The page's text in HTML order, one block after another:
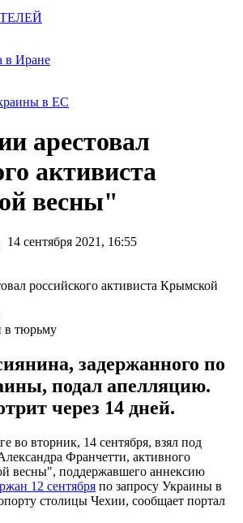
в Иране
в ЕС
арестовал
активиста
весны"
14 сентября 2021, 16:55
в тюрьму
задержанного по
подал апелляцию.
через 14 дней.
во вторник, 14 сентября, взял под
Франчетти, активного
весны", поддержавшего аннексию
12 сентября по запросу Украины в
столицы Чехии, сообщает портал